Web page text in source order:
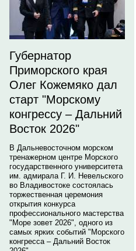
Губернатор
Приморского края
Олег Кожемяко дал
старт "Морскому
конгрессу – Дальний
Восток 2026"
В Дальневосточном морском
тренажерном центре Морского
государственного университета
им. адмирала Г. И. Невельского
во Владивостоке состоялась
торжественная церемония
открытия конкурса
профессионального мастерства
"Море зовет 2026", одного из
самых ярких событий "Морского
конгресса – Дальний Восток